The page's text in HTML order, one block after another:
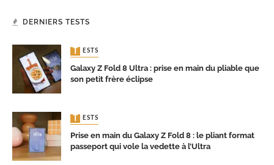
DERNIERS TESTS
TESTS
Galaxy Z Fold 8 Ultra : prise en main du pliable que
son petit frère éclipse
TESTS
Prise en main du Galaxy Z Fold 8 : le pliant format
passeport qui vole la vedette à l’Ultra